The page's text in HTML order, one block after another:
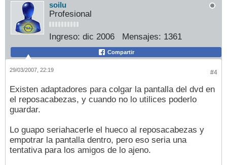
soilu
Profesional
Ingreso: dic 2006 Mensajes: 1361
Compartir
#4
29/03/2007, 22:19
Existen adaptadores para colgar la pantalla del dvd en
el reposacabezas, y cuando no lo utilices poderlo
guardar.
Lo guapo seriahacerle el hueco al reposacabezas y
empotrar la pantalla dentro, pero eso seria una
tentativa para los amigos de lo ajeno.